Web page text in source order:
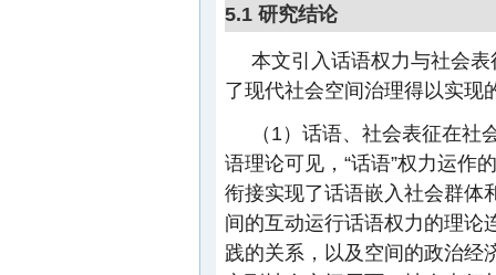
5.1 研究结论
本文引入话语权力与社会
了现代社会空间治理得以实现
（1）话语、社会表征在
语理论可见，“话语”权力运作
衔接实现了话语嵌入社会群体
间的互动运行话语权力的理论
践的关系，以及空间的政治经